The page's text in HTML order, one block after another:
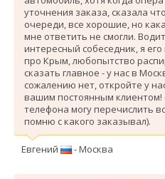
уточнения заказа, сказала
очереди, все хорошие, но
мне ответить не смогли.
интересный собеседник, я
про Крым, любопытство
сказать главное - у нас в
сожалению нет, откройте у
вашим постоянным клиентом!
телефона могу перечислить
помню с какого заказывал).
Евгений - Москва